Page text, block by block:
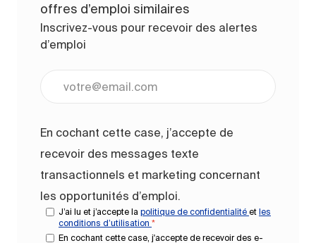
offres d’emploi similaires
Inscrivez-vous pour recevoir des alertes
d’emploi
En cochant cette case, j’accepte de
recevoir des messages texte
transactionnels et marketing concernant
les opportunités d’emploi.
J’ai lu et j’accepte la politique de confidentialité et les
conditions d’utilisation *
En cochant cette case, j'accepte de recevoir des e-